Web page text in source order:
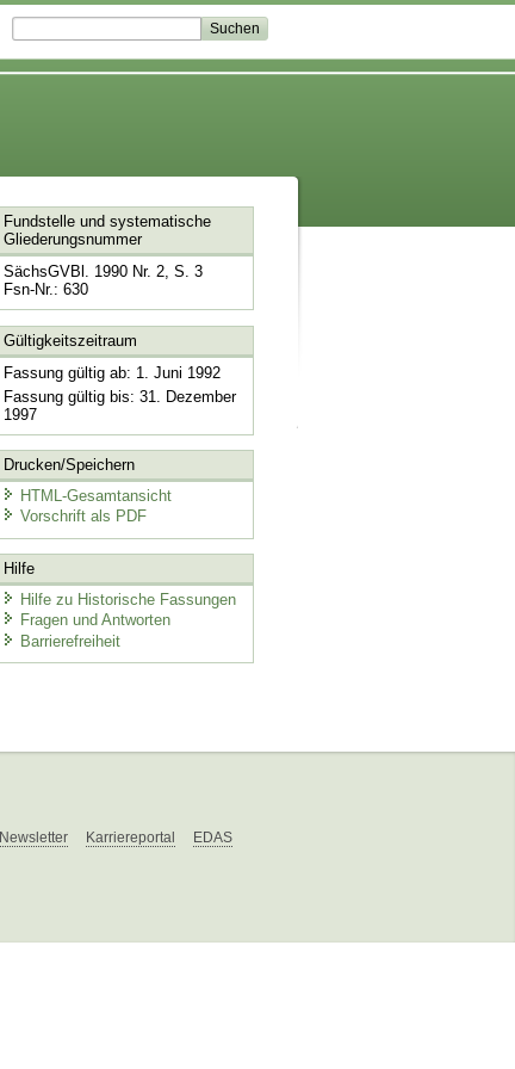
Fundstelle und systematische
Gliederungsnummer
SächsGVBl. 1990 Nr. 2, S. 3
Fsn-Nr.: 630
Gültigkeitszeitraum
Fassung gültig ab: 1. Juni 1992
Fassung gültig bis: 31. Dezember
1997
Drucken/Speichern
HTML-Gesamtansicht
Vorschrift als PDF
Hilfe
Hilfe zu Historische Fassungen
Fragen und Antworten
Barrierefreiheit
Newsletter Karriereportal EDAS